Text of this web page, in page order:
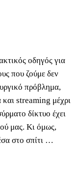
οδηγός για
που ζούμε δεν
πρόβλημα,
και streaming μέχρι
δίκτυο έχει
μας. Κι όμως,
στο σπίτι …